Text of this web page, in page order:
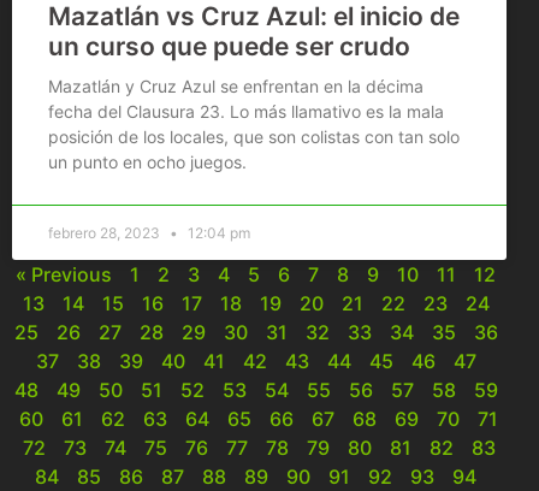
Mazatlán vs Cruz Azul: el inicio de
un curso que puede ser crudo
Mazatlán y Cruz Azul se enfrentan en la décima
fecha del Clausura 23. Lo más llamativo es la mala
posición de los locales, que son colistas con tan solo
un punto en ocho juegos.
febrero 28, 2023 12:04 pm
« Previous 1 2 3 4 5 6 7 8 9 10 11
12
13
14 15 16 17 18 19 20 21 22 23
24
25
26 27 28 29 30 31 32 33 34 35
36
37
38 39 40 41 42 43 44 45 46
47
48
49 50 51 52 53 54 55 56 57 58
59
60
61 62 63 64 65 66 67 68 69 70
71
72
73 74 75 76 77 78 79 80 81 82
83
84
85 86 87 88 89 90 91 92 93
94